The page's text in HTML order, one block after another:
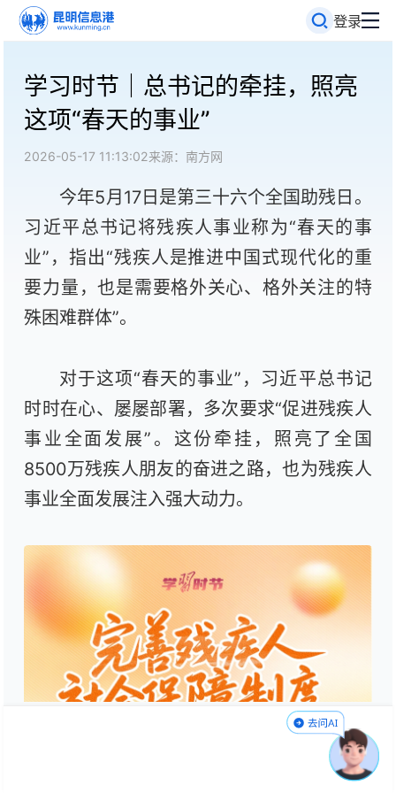
登录
学习时节｜总书记的牵挂，照亮
这项“春天的事业”
2026-05-17 11:13:02来源：南方网
今年5月17日是第三十六个全国助残日。
习近平总书记将残疾人事业称为“春天的事
业”，指出“残疾人是推进中国式现代化的重
要力量，也是需要格外关心、格外关注的特
殊困难群体”。
对于这项“春天的事业”，习近平总书记
时时在心、屡屡部署，多次要求“促进残疾人
事业全面发展”。这份牵挂，照亮了全国
8500万残疾人朋友的奋进之路，也为残疾人
事业全面发展注入强大动力。